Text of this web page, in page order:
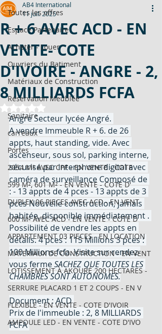
Toutes les offres
Espace Partenaire
Acheter - Louer
Ouvriers du Batiment
Matériaux de Construction
Réservation Meublée
Sanitaire
carreaux
Portes
2054 M² AVEC CPF - EN VENTE - COTE
599 M², 601 M² - EN VENTE - COTE D'
DUPLEX 06 PIECES AVEC ACD - EN VENT
600 M² AVEC ACD - EN VENTE - COTE D
APPARTEMENT 03 PIECES - EN LOCATION
MATERIAUX DE CONSTRUCTION - EN VENT
LOTISSEMENT À AKOURÉ 200 HECTARES -
SERRURE PLACARD 1 ET 2 COUPS - EN V
FLEXIBLE - EN VENTE - COTE D'IVOIR
AMPOULE LED - EN VENTE - COTE D'IVO
R + 6 AVEC ACD - EN
VENTE- COTE
D'IVOIRE - ANGRE - 2,
8 MILLIARDS FCFA
AB4 International
11 juil. 2025
Noté NaN étoiles sur 5.
Angré Secteur lycée Angré.
A vendre Immeuble R + 6. de 26
appts, haut standing, vide. Avec
ascenseur, sous sol, parking interne,
sécurisé par interphone digital avec
caméra de surveillance Composé de
: - 13 appts de 4 pces - 13 appts de 3
pces Nouvelle construction, jamais
habitée, disponible immédiatement .
Possibilité de vendre les appts en
détails. 4 pces : 115 Millions 3 pces :
100 Millions fcfa. Visite sur rendez-
vous ferme SACHEZ QUE TOUTES LES
CHAMBRES SONT AUTONOMES.
Document : ACD
Prix de l'immeuble : 2, 8 MILLIARDS
FCFA